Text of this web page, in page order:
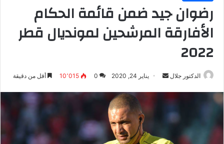
رضوان جيد ضمن قائمة الحكام
الأفارقة المرشحين لمونديال قطر
2022
الدكتور جلال
أرسل يناير 24, 2020 0 10٬015 أقل من دقيقة